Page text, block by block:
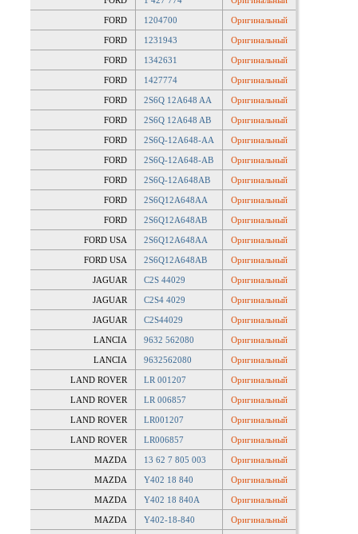
FORD 1204700 Оригинальный
FORD 1231943 Оригинальный
FORD 1342631 Оригинальный
FORD 1427774 Оригинальный
FORD 2S6Q 12A648 AA Оригинальный
FORD 2S6Q 12A648 AB Оригинальный
FORD 2S6Q-12A648-AA Оригинальный
FORD 2S6Q-12A648-AB Оригинальный
FORD 2S6Q-12A648AB Оригинальный
FORD 2S6Q12A648AA Оригинальный
FORD 2S6Q12A648AB Оригинальный
FORD USA 2S6Q12A648AA Оригинальный
FORD USA 2S6Q12A648AB Оригинальный
JAGUAR C2S 44029 Оригинальный
JAGUAR C2S4 4029 Оригинальный
JAGUAR C2S44029 Оригинальный
LANCIA 9632 562080 Оригинальный
LANCIA 9632562080 Оригинальный
LAND ROVER LR 001207 Оригинальный
LAND ROVER LR 006857 Оригинальный
LAND ROVER LR001207 Оригинальный
LAND ROVER LR006857 Оригинальный
MAZDA 13 62 7 805 003 Оригинальный
MAZDA Y402 18 840 Оригинальный
MAZDA Y402 18 840A Оригинальный
MAZDA Y402-18-840 Оригинальный